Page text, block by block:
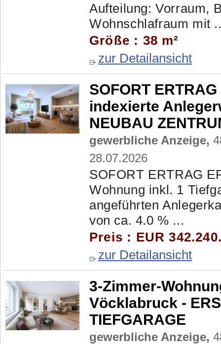
Aufteilung: Vorraum,
Wohnschlafraum mit
Größe : 38 m²
zur Detailansicht
SOFORT
indexierte
NEUBAU
gewerbliche Anzeige,
28.07.2026
SOFORT ERTRAG
Wohnung inkl. 1
angeführten
von ca. 4.0 % ...
Preis : EUR
zur Detailansicht
3-Zimmer-
Vöcklabruck -
TIEFGARAGE
gewerbliche Anzeige,